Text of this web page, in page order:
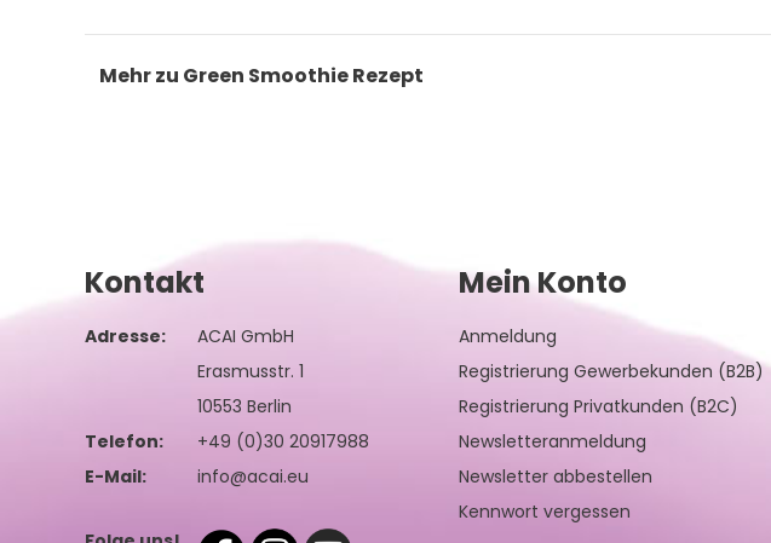
Mehr zu Green Smoothie Rezept
Kontakt
Adresse:
ACAI GmbH
Erasmusstr. 1
10553 Berlin
Telefon:
+49 (0)30 20917988
E-Mail:
info@acai.eu
Mein Konto
Anmeldung
Registrierung Gewerbekunden (B2B)
Registrierung Privatkunden (B2C)
Newsletteranmeldung
Newsletter abbestellen
Kennwort vergessen